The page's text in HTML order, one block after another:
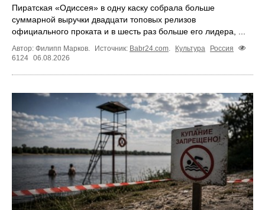
Пиратская «Одиссея» в одну каску собрала больше
суммарной выручки двадцати топовых релизов
официального проката и в шесть раз больше его лидера, ...
Автор: Филипп Марков. Источник: Babr24.com. Культура
Россия
6124 06.08.2026